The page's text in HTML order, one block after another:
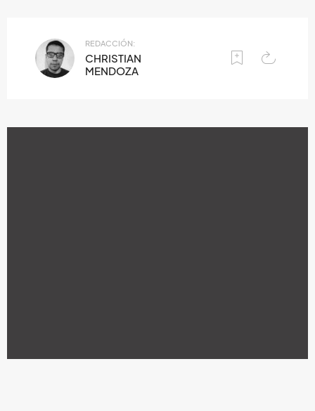
REDACCIÓN:
CHRISTIAN
MENDOZA